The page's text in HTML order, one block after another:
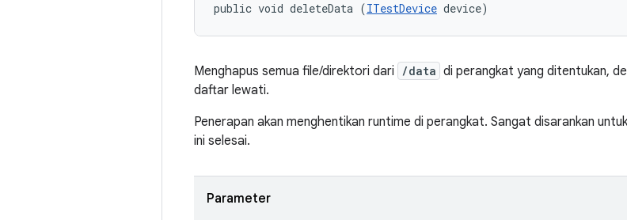
public void deleteData (ITestDevice device)
Menghapus semua file/direktori dari /data di perangkat yang ditentukan,
daftar lewati.
Penerapan akan menghentikan runtime di perangkat. Sangat disarankan
ini selesai.
Parameter